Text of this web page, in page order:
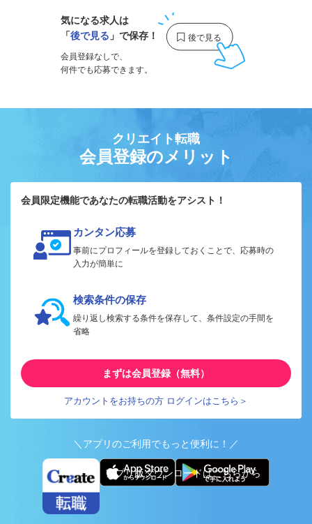
気になる求人は
「後で見る 」で保存！
会員登録なしで、
何件でも応募できます。
クリエイト転職
会員登録のメリット
会員限定機能であなたの転職活動をアシスト！
カンタン応募
事前にプロフィールを登録しておくことで、応募時の
入力が簡単に
検索条件の保存
繰り返し検索する条件を保存して、条件設定の手間を
省略
まずは会員登録（無料）
アカウントをお持ちの方 ログインはこちら＞
＼アプリのご利用でもっと便利に！／
アプリ版ダウンロードはこちらから